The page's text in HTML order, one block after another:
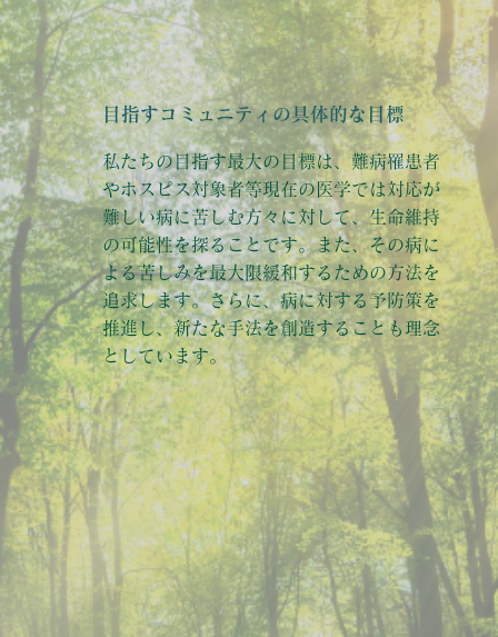
目指すコミュニティの具体的な目標​
私たちの目指す最大の目標は、難病罹患者
やホスピス対象者等現在の医学では対応が
難しい病に苦しむ方々に対して、生命維持
の可能性を探ることです。​また、その病に
よる苦しみを最大限緩和するための方法を
追求します。さらに、病に対する予防策を
推進し、新たな手法を創造することも理念
としています。